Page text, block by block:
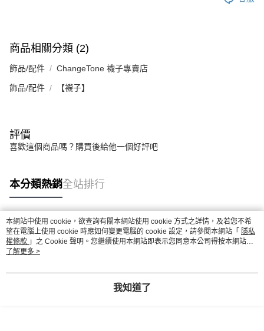
商品相關分類 (2)
飾品/配件 ChangeTone 襪子專賣店
飾品/配件 【襪子】
評價
喜歡這個商品嗎？購買後給他一個好評吧
本分類熱銷全站排行
熱門標籤
本網站中使用 cookie，欲查詢有關本網站使用 cookie 方式之詳情，及若您不希
望在電腦上使用 cookie 時應如何變更電腦的 cookie 設定，請參閱本網站「 隱私
權條款 」之 Cookie 聲明。您繼續使用本網站即表示您同意本公司得按本網站使
用條款之 Cookie 聲明使用 cookie。
了解更多 >
我知道了